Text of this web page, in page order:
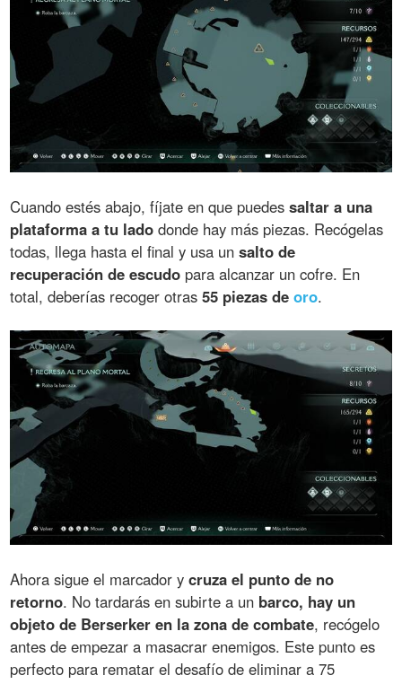
Cuando estés abajo, fíjate en que puedessaltar a una
plataforma a tu lado donde hay más piezas. Recógelas
todas, llega hasta el final y usa unsalto de
recuperación de escudo para alcanzar un cofre. En
total, deberías recoger otras55 piezas deoro.
Ahora sigue el marcador ycruza el punto de no
retorno. No tardarás en subirte a un barco, hay un
objeto de Berserker en la zona de combate, recógelo
antes de empezar a masacrar enemigos. Este punto es
perfecto para rematar el desafío de eliminar a 75